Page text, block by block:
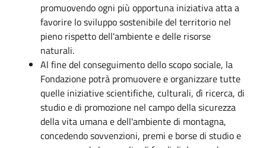
promuovendo ogni più opportuna iniziativa atta a
favorire lo sviluppo sostenibile del territorio nel
pieno rispetto dell'ambiente e delle risorse
naturali.
Al fine del conseguimento dello scopo sociale, la
Fondazione potrà promuovere e organizzare tutte
quelle iniziative scientifiche, culturali, dì ricerca, di
studio e di promozione nel campo della sicurezza
della vita umana e dell'ambiente di montagna,
concedendo sovvenzioni, premi e borse di studio e